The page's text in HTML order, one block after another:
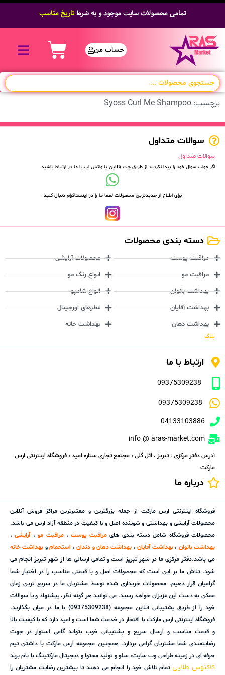
تمامی محصولات سایت موجود و به شرطتاریخ مناسب
حساب من
برچسب: Syoss Curl Me Shampoo
سوالات متداول
سوالات متداول
اگر جواب سوال خود را پیدا نکردید از طریق چت آنلاین یا واتس اپ با ما در ارتباط باشید
برای اطلاع از جدیدترین محصولات لطفا ما را در اینستاگرام دنبال کنید
دسته بندی محصولات
مراقبت پوست
مراقبت مو
بهداشت بانوان
بهداشت آقایان
بهداشت دهان
محصولات آرایشی
انواع رنگ مو
انواع شامپو
عطرهای اورجینال
بهداشت خانه
بلاگ
ارتباط با ما
09375309238
09375309238
04133103886
info @ aras-market.com
آدرس دفتر مرکزی : تبریز ، ائل گلی ، مجتمع تجاری ستاره امید ، فروشگاه اینترنتی ارس
مارکت
درباره ما
فروشگاه اینترنتی ارس مارکت از جمله بزرگترین و معتبرترین مراکز فروش آنلاین
محصولات آرایشی و بهداشتی و شوینده اصل و با کیفیتِ در منطقه آزاد ارس می باشد.
محصولات فروشگاه شامل دسته بندی هایمراقبت پوست،مراقبت مو،آرایشی،
بهداشت بانوان ،بهداشت آقایان، بهداشت دهان و دندان، استحمامو بهداشت خانه
می باشد.دفتر مرکزی ما در شهر تبریز است و تمامی ارسالی ها از شهر تبریز انجام می
شود. تلاش ما بر این است که محصولات اصل و با قیمتی مناسب را در اختیار شما
گرامیان قرار دهیم. محصولات خریداری شده توسط مشتریان ما در سریع ترین زمان
ممکن به دست این عزیزان خواهد رسید. می توانید هر گونه نظر، پیشنهاد و یا سوالات
خود را از طریق پشتیبانی آنلاین مجموعه (09375309238) با ما در میان بگذارید.
فروشگاه اینترنتی ارس مارکت با افتخار در خدمت شما است و امید دارد که با کیفیت بالا
و قیمت مناسب و ارسال سریع و پشتیبانی خوب بتواند گامی استوار در جهت
رضایتمندی شما مشتریان گرامی بردارد. همچنین مجموعه ارس مارکت با داشتن تیم
حرفه ای در زمینه طراحی وب سایت، سئو و تولید محتوا و دیجیتال مارکتینگ با نام برند
کاکتوس طلاییتمام تلاش خود را انجام می دهند تا بیشترین رضایت مشتریان را